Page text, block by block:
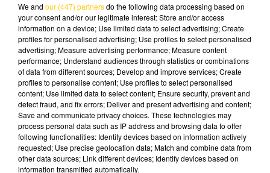
Lecture (1 min 38 sec)
14 mai 2025 - 1 min 38 sec
LE RECORD DU MONDE DU PLUS
GRAND NOMBRE DE MARINIÈRES EN
JEU, UNE BALADE À LA VITESSE DES
ESCARGOTS
We and our (447) partnersdo the following data processing based on
your consent and/or our legitimate interest: Store and/or access
information on a device; Use limited data to select advertising; Create
profiles for personalised advertising; Use profiles to select personalised
advertising; Measure advertising performance; Measure content
performance; Understand audiences through statistics or combinations
of data from different sources; Develop and improve services; Create
profiles to personalise content; Use profiles to select personalised
content; Use limited data to select content; Ensure security, prevent and
detect fraud, and fix errors; Deliver and present advertising and content;
Save and communicate privacy choices. These technologies may
process personal data such as IP address and browsing data to offer
following functionalities: Identify devices based on information actively
requested; Use precise geolocation data; Match and combine data from
other data sources; Link different devices; Identify devices based on
information transmitted automatically.